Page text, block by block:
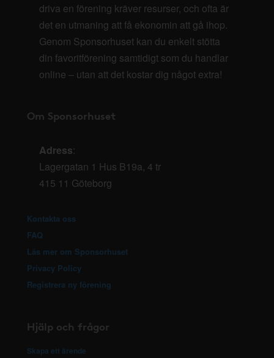
driva en förening kräver resurser, och ofta är
det en utmaning att få ekonomin att gå ihop.
Genom Sponsorhuset kan du enkelt stötta
din favoritförening samtidigt som du handlar
online – utan att det kostar dig något extra!
Om Sponsorhuset
Adress:
Lagergatan 1 Hus B19a, 4 tr
415 11 Göteborg
Kontakta oss
FAQ
Läs mer om Sponsorhuset
Privacy Policy
Registrera ny förening
Hjälp och frågor
Skapa ett ärende